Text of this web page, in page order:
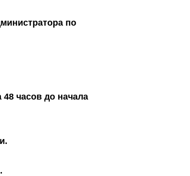
по
часов до начала